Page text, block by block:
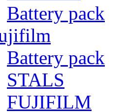
Battery pack
Battery pack
STALS
FUJIFILM